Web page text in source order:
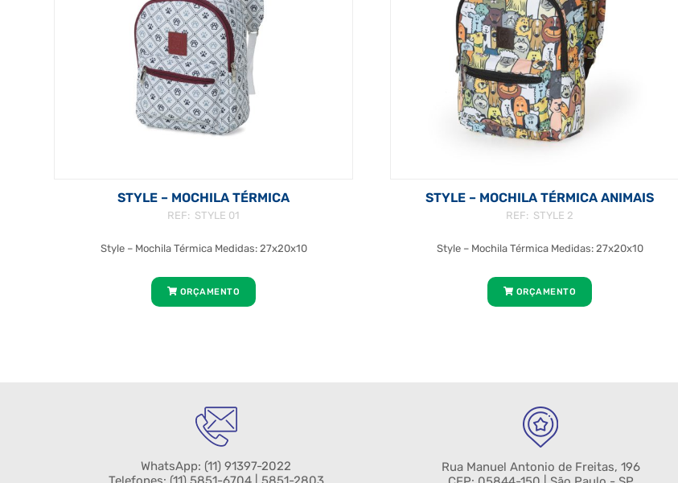
STYLE – MOCHILA TÉRMICA
REF: STYLE 01
Style – Mochila Térmica Medidas: 27x20x10
ORÇAMENTO
STYLE – MOCHILA TÉRMICA ANIMAIS
REF: STYLE 2
Style – Mochila Térmica Medidas: 27x20x10
ORÇAMENTO
WhatsApp: (11) 91397-2022
Rua Manuel Antonio de Freitas, 196